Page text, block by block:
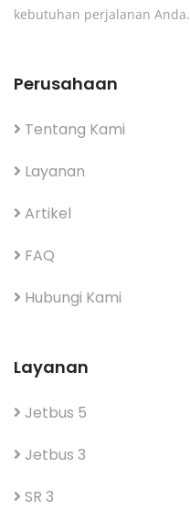
kebutuhan perjalanan Anda.
Perusahaan
Tentang Kami
Layanan
Artikel
FAQ
Hubungi Kami
Layanan
Jetbus 5
Jetbus 3
SR 3